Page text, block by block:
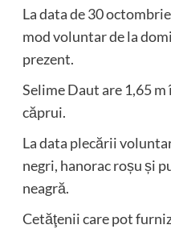
La data de 30
mod voluntar de la
prezent.
Selime Daut are 1,65
căprui.
La data plecării
negri, hanorac roșu și
neagră.
Cetăţenii care pot